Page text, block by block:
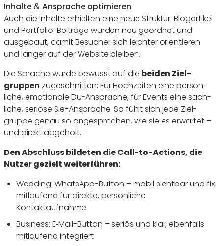
Inhalte & Ansprache opti­mieren
Auch die Inhalte erhielten eine neue Struktur. Blog­ar­tikel
und Port­folio-Beiträge wurden neu geordnet und
ausge­baut, damit Besu­cher sich leichter orien­tieren
und länger auf der Website bleiben.
Die Sprache wurde bewusst auf die beiden Ziel­
gruppen zuge­schnitten: Für Hoch­zeiten eine persön­
liche, emotio­nale Du-Ansprache, für Events eine sach­
liche, seriöse Sie-Ansprache. So fühlt sich jede Ziel­
gruppe genau so ange­spro­chen, wie sie es erwartet –
und direkt abgeholt.
Den Abschluss bildeten die Call-to-Actions, die
Nutzer gezielt weiterführen:
Wedding: WhatsApp-Button – mobil sichtbar und fix
mitlau­fend für direkte, persön­liche
Kontaktaufnahme
Busi­ness: E‑Mail-Button – seriös und klar, eben­falls
mitlau­fend integriert